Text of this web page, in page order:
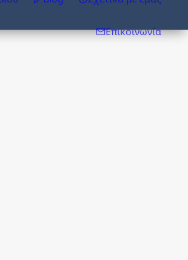
Επικοινωνία